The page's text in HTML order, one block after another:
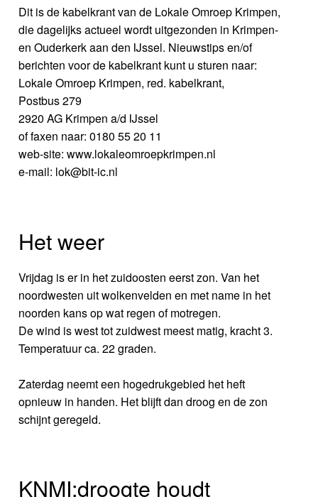
Dit is de kabelkrant van de Lokale Omroep Krimpen,
die dagelijks actueel wordt uitgezonden in Krimpen-
en Ouderkerk aan den IJssel. Nieuwstips en/of
berichten voor de kabelkrant kunt u sturen naar:
Lokale Omroep Krimpen, red. kabelkrant,
Postbus 279
2920 AG Krimpen a/d IJssel
of faxen naar: 0180 55 20 11
web-site: www.lokaleomroepkrimpen.nl
e-mail: lok@bit-ic.nl
Het weer
Vrijdag is er in het zuidoosten eerst zon. Van het
noordwesten uit wolkenvelden en met name in het
noorden kans op wat regen of motregen.
De wind is west tot zuidwest meest matig, kracht 3.
Temperatuur ca. 22 graden.
Zaterdag neemt een hogedrukgebied het heft
opnieuw in handen. Het blijft dan droog en de zon
schijnt geregeld.
KNMI:droogte houdt